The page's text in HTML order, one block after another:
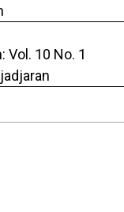
Vol. 10 No. 1